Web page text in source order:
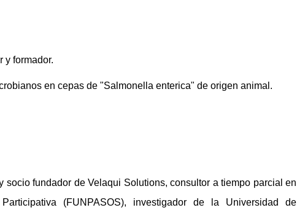
y formador.
en cepas de "Salmonella enterica" de origen animal.
socio fundador de Velaqui Solutions, consultor a tiempo parcial en
(FUNPASOS), investigador de la Universidad de